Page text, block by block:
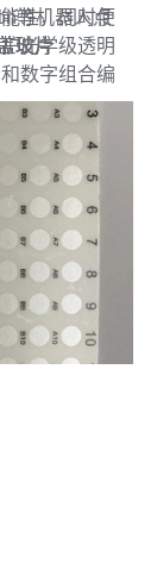
性，同时便
等机器人点
光学级透明
数字组合编
玻片
玻片
玻片